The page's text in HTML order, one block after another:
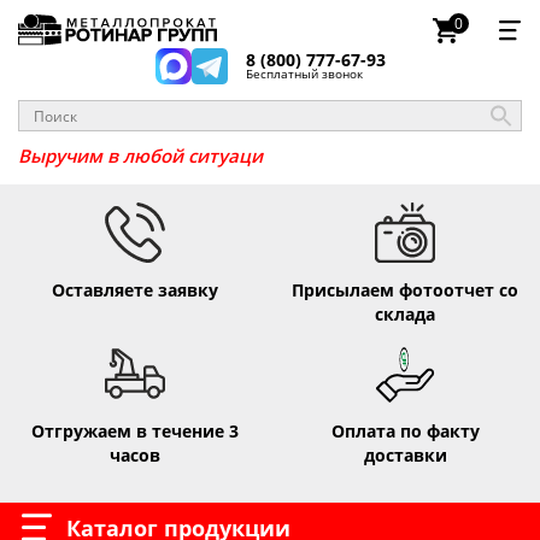
8 (800) 777-67-93
Бесплатный звонок
0
Выручим в любой ситу
Оставляете заявку
Присылаем фотоотчет со
склада
Отгружаем в течение 3
часов
Оплата по факту
доставки
Каталог продукции